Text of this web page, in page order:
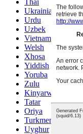
Ukrainian
Urdu
Uzbek
Vietnamese
Welsh
Xhosa
Yiddish
Yoruba
Zulu
Kinyarwanda
Tatar
Oriya
Turkmen
Uyghur